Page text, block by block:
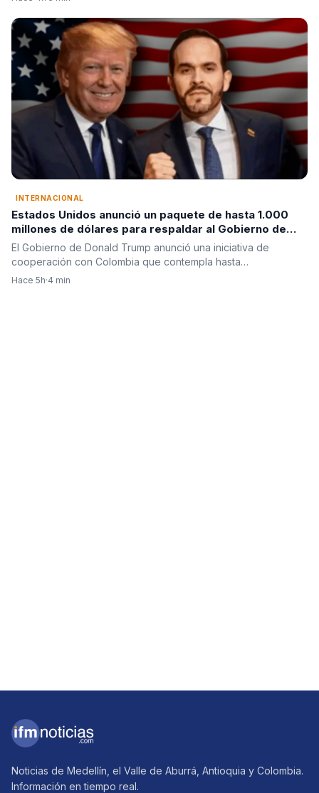
INTERNACIONAL
Estados Unidos anunció un paquete de hasta 1.000
millones de dólares para respaldar al Gobierno de
Abelardo de la Espriella
El Gobierno de Donald Trump anunció una iniciativa de
cooperación con Colombia que contempla hasta…
Hace 5h·4 min
Noticias de Medellín, el Valle de Aburrá, Antioquia y Colombia.
Información en tiempo real.